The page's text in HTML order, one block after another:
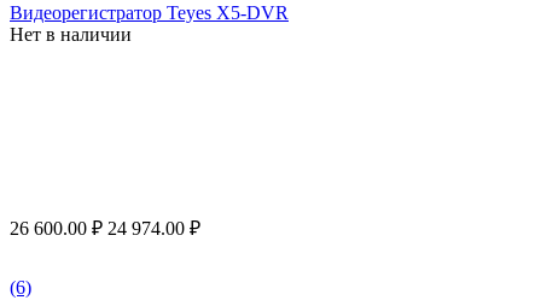
Видеорегистратор Teyes X5-DVR
Нет в наличии
26 600.00 ₽ 24 974.00 ₽
(6)